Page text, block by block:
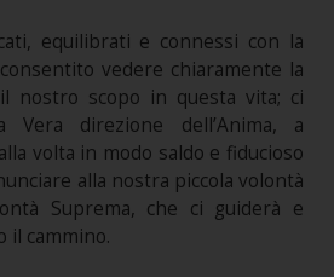
equilibrati e connessi con la
vedere chiaramente la
nostro scopo in questa vita; ci
direzione dell’Anima, a
volta in modo saldo e fiducioso
alla nostra piccola volontà
Suprema, che ci guiderà e
il cammino.